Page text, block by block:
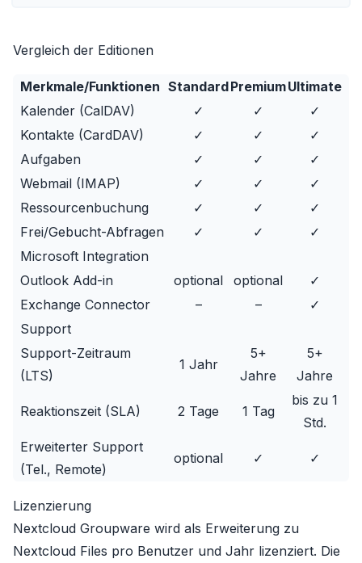
Vergleich der Editionen
Merkmale/Funktionen StandardPremiumUltimate
Kalender (CalDAV)
✓ ✓
✓
Kontakte (CardDAV)
✓ ✓
✓
Aufgaben
✓ ✓
✓
Webmail (IMAP)
✓ ✓
✓
Ressourcenbuchung
✓ ✓
✓
Frei/Gebucht-Abfragen
✓ ✓
✓
Microsoft Integration
Outlook Add-in
optional optional
✓
Exchange Connector
– –
✓
Support
Support-Zeitraum
(LTS)
1 Jahr
5+
Jahre
5+
Jahre
Reaktionszeit (SLA) 2 Tage 1 Tag
bis zu 1
Std.
Erweiterter Support
(Tel., Remote)
optional ✓ ✓
Lizenzierung
Nextcloud Groupware wird als Erweiterung zu
Nextcloud Files pro Benutzer und Jahr lizenziert. Die